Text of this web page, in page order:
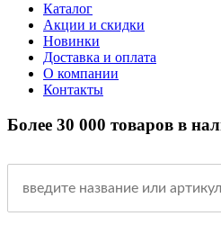
Каталог
Акции и скидки
Новинки
Доставка и оплата
О компании
Контакты
Более 30 000 товаров в